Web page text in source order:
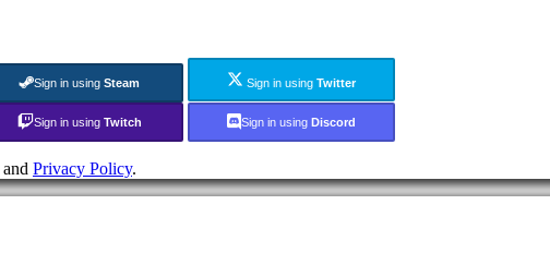
Sign in using Steam Sign in using Twitter
Sign in using Twitch Sign in using Discord
and Privacy Policy.